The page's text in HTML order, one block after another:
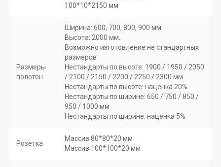
100*10*2150 мм
Размеры
полотен
Ширина: 600, 700, 800, 900 мм.
Высота: 2000 мм.
Возможно изготовление не стандартных
размеров
Нестандарты по высоте: 1900 / 1950 / 2050
/ 2100 / 2150 / 2200 / 2250 / 2300 мм
Нестандарты по высоте: наценка 20%
Нестандарты по ширине: 650 / 750 / 850 /
950 / 1000 мм
Нестандарты по ширине: наценка 5%
Розетка
Массив 80*80*20 мм
Массив 100*100*20 мм